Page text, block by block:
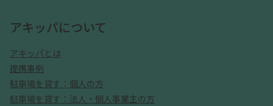
アキッパについて
アキッパとは
提携事例
駐車場を貸す：個人の方
駐車場を貸す：法人・個人事業主の方